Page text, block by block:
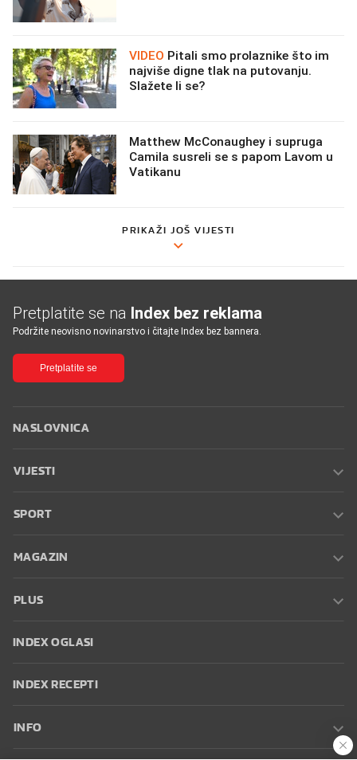
VIDEO
najviše digne tlak na putovanju.
Slažete li se?
Matthew McConaughey i supruga
Camila susreli se s papom Lavom u
Vatikanu
PRIKAŽI JOŠ VIJESTI
Pretplatite se na Index bez reklama
Podržite neovisno novinarstvo i čitajte Index bez bannera.
Pretplatite se
NASLOVNICA
VIJESTI
SPORT
MAGAZIN
PLUS
INDEX OGLASI
INDEX RECEPTI
INFO